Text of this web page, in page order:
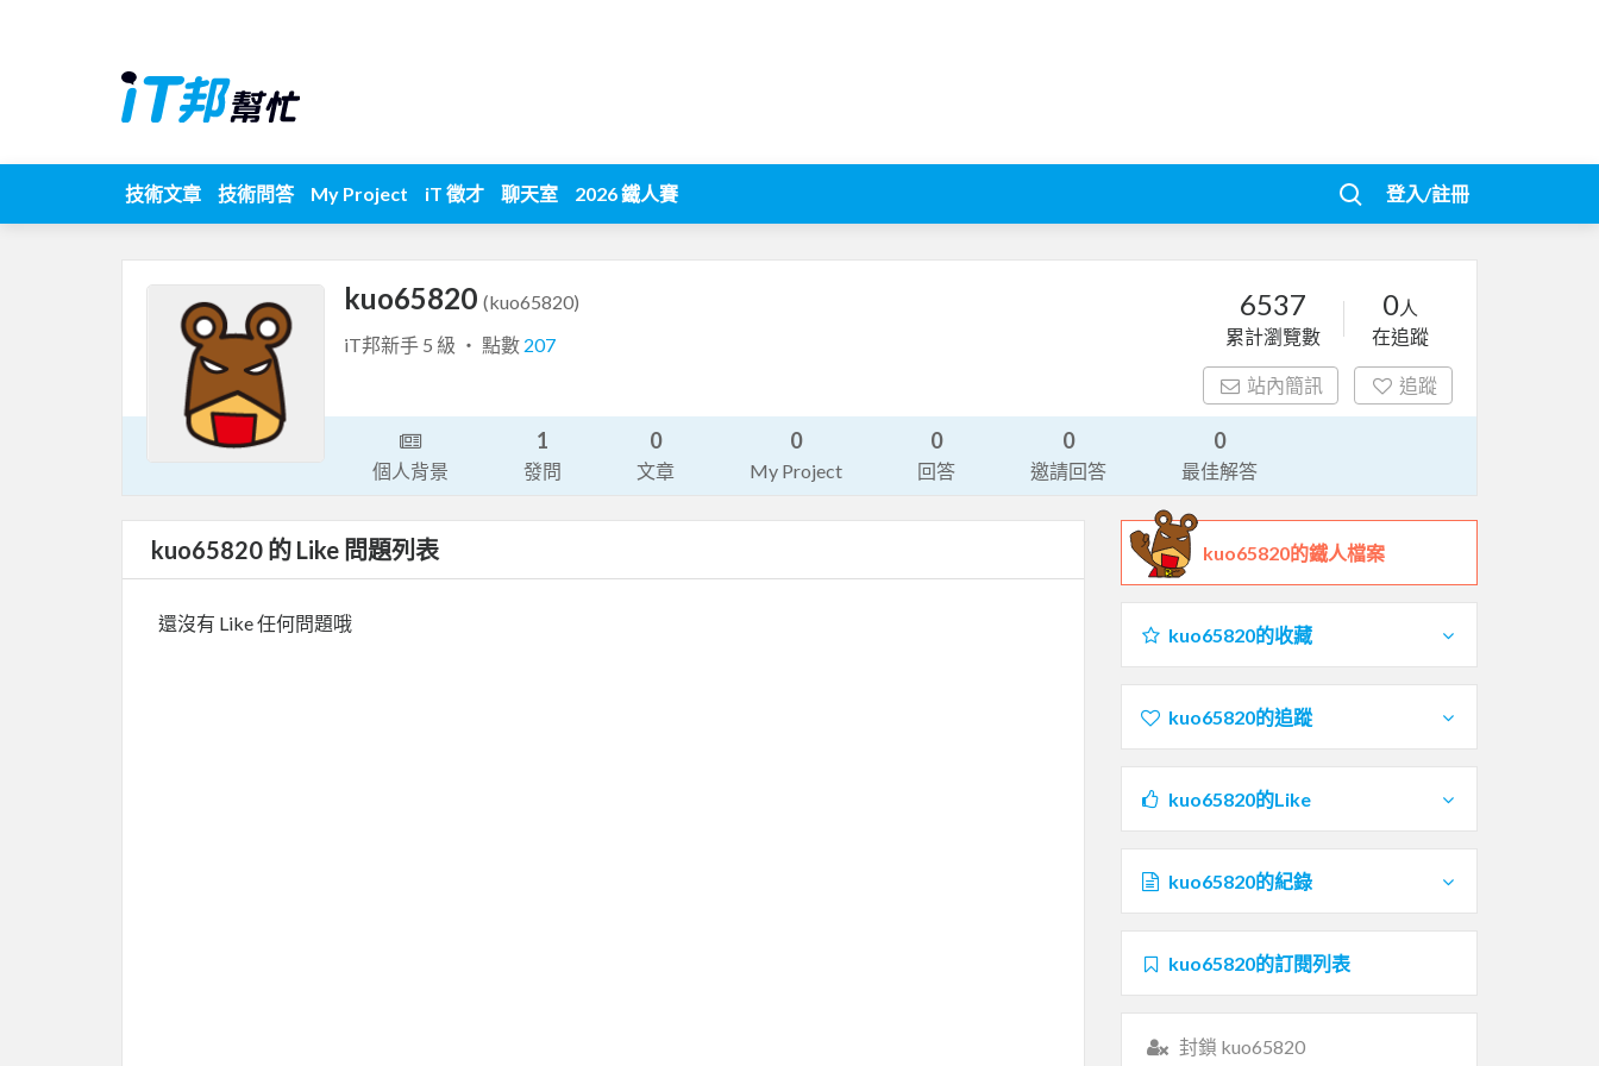
技術文章 技術問答 My Project iT 徵才 聊天室 2026 鐵人賽 登入/註冊
kuo65820 (kuo65820)
iT邦新手 5 級 ‧ 點數 207
6537
累計瀏覽數
0人
在追蹤
站內簡訊 追蹤
個人背景
1
發問
0
文章
0
My Project
0
回答
0
邀請回答
0
最佳解答
kuo65820 的 Like 問題列表
還沒有 Like 任何問題哦
kuo65820的鐵人檔案
kuo65820的收藏
kuo65820的追蹤
kuo65820的Like
kuo65820的紀錄
kuo65820的訂閱列表
封鎖 kuo65820